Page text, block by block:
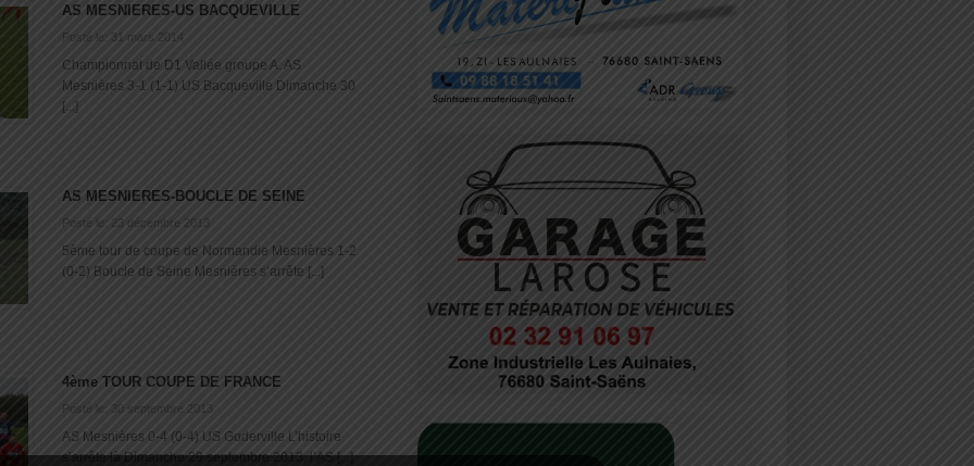
AS MESNIERES-US BACQUEVILLE
Posté le: 31 mars 2014
Championnat de D1 Vallée groupe A: AS
Mesnières 3-1 (1-1) US Bacqueville Dimanche 30
[...]
AS MESNIERES-BOUCLE DE SEINE
Posté le: 23 décembre 2013
5ème tour de coupe de Normandie Mesnières 1-2
(0-2) Boucle de Seine Mesnières s’arrête [...]
4ème TOUR COUPE DE FRANCE
Posté le: 30 septembre 2013
AS Mesnières 0-4 (0-4) US Goderville L’histoire
s’arrête là Dimanche 29 septembre 2013, l’AS [...]